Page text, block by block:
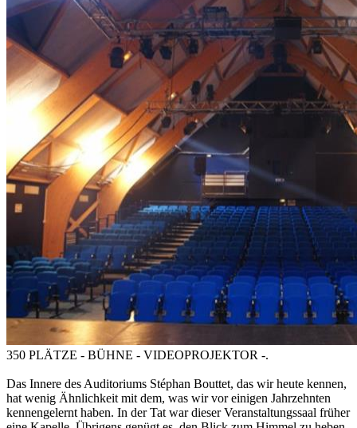
350 PLÄTZE - BÜHNE - VIDEOPROJEKTOR -.
Das Innere des Auditoriums Stéphan Bouttet, das wir heute kennen,
hat wenig Ähnlichkeit mit dem, was wir vor einigen Jahrzehnten
kennengelernt haben. In der Tat war dieser Veranstaltungssaal früher